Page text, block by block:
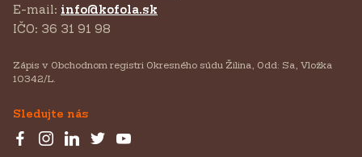
E-mail: info@kofola.sk
IČO: 36 31 91 98
Zápis v Obchodnom registri Okresného súdu Žilina, Odd: Sa, Vložka
10342/L.
Sledujte nás